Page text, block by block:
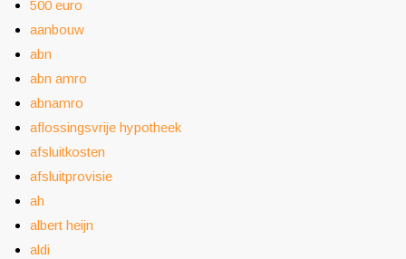
500 euro
aanbouw
abn
abn amro
abnamro
aflossingsvrije hypotheek
afsluitkosten
afsluitprovisie
ah
albert heijn
aldi